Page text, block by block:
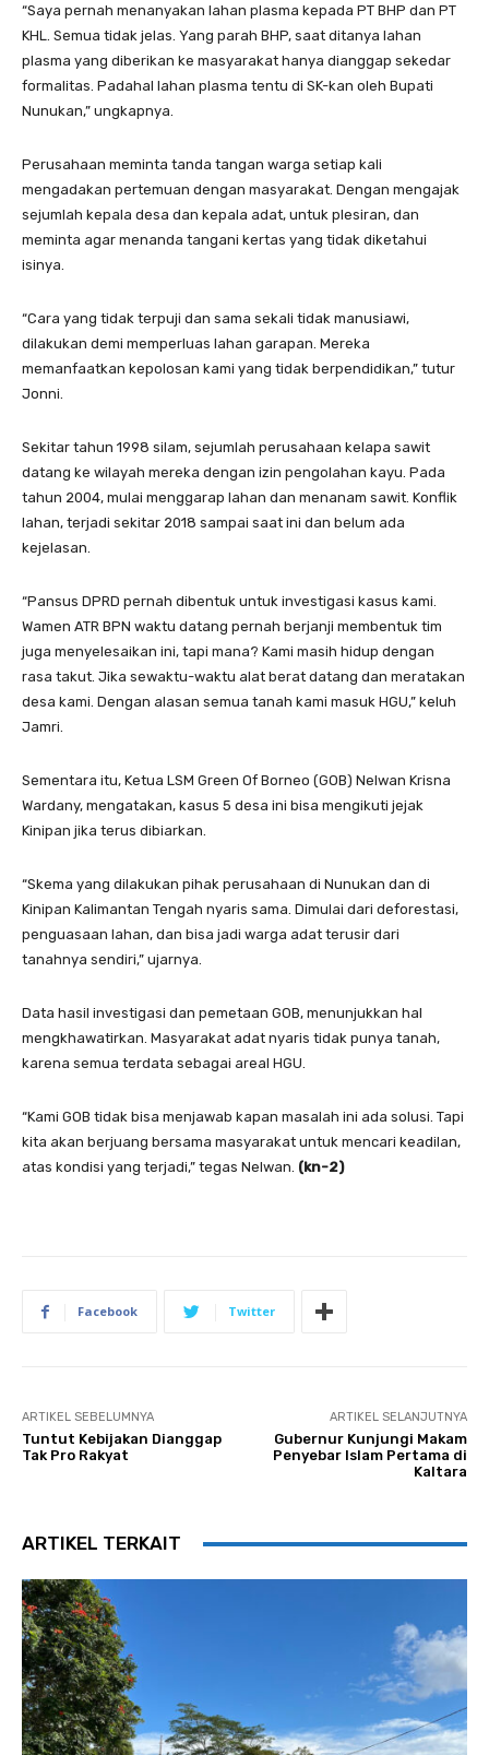
“Saya pernah menanyakan lahan plasma kepada PT BHP dan PT
KHL. Semua tidak jelas. Yang parah BHP, saat ditanya lahan
plasma yang diberikan ke masyarakat hanya dianggap sekedar
formalitas. Padahal lahan plasma tentu di SK-kan oleh Bupati
Nunukan,” ungkapnya.
Perusahaan meminta tanda tangan warga setiap kali
mengadakan pertemuan dengan masyarakat. Dengan mengajak
sejumlah kepala desa dan kepala adat, untuk plesiran, dan
meminta agar menanda tangani kertas yang tidak diketahui
isinya.
“Cara yang tidak terpuji dan sama sekali tidak manusiawi,
dilakukan demi memperluas lahan garapan. Mereka
memanfaatkan kepolosan kami yang tidak berpendidikan,” tutur
Jonni.
Sekitar tahun 1998 silam, sejumlah perusahaan kelapa sawit
datang ke wilayah mereka dengan izin pengolahan kayu. Pada
tahun 2004, mulai menggarap lahan dan menanam sawit. Konflik
lahan, terjadi sekitar 2018 sampai saat ini dan belum ada
kejelasan.
“Pansus DPRD pernah dibentuk untuk investigasi kasus kami.
Wamen ATR BPN waktu datang pernah berjanji membentuk tim
juga menyelesaikan ini, tapi mana? Kami masih hidup dengan
rasa takut. Jika sewaktu-waktu alat berat datang dan meratakan
desa kami. Dengan alasan semua tanah kami masuk HGU,” keluh
Jamri.
Sementara itu, Ketua LSM Green Of Borneo (GOB) Nelwan Krisna
Wardany, mengatakan, kasus 5 desa ini bisa mengikuti jejak
Kinipan jika terus dibiarkan.
“Skema yang dilakukan pihak perusahaan di Nunukan dan di
Kinipan Kalimantan Tengah nyaris sama. Dimulai dari deforestasi,
penguasaan lahan, dan bisa jadi warga adat terusir dari
tanahnya sendiri,” ujarnya.
Data hasil investigasi dan pemetaan GOB, menunjukkan hal
mengkhawatirkan. Masyarakat adat nyaris tidak punya tanah,
karena semua terdata sebagai areal HGU.
“Kami GOB tidak bisa menjawab kapan masalah ini ada solusi. Tapi
kita akan berjuang bersama masyarakat untuk mencari keadilan,
atas kondisi yang terjadi,” tegas Nelwan. (kn-2)
Facebook Twitter
ARTIKEL SEBELUMNYA
Tuntut Kebijakan Dianggap
Tak Pro Rakyat
ARTIKEL SELANJUTNYA
Gubernur Kunjungi Makam
Penyebar Islam Pertama di
Kaltara
ARTIKEL TERKAIT